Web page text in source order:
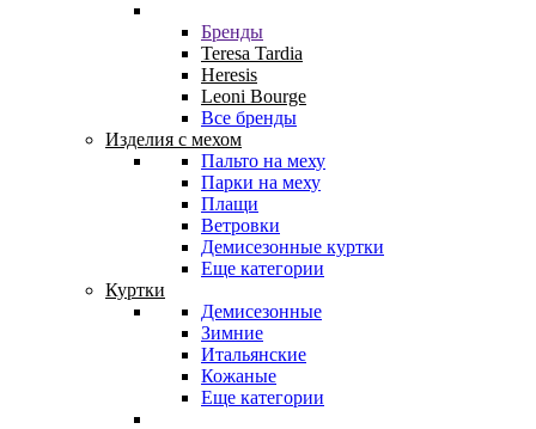
Бренды
Teresa Tardia
Heresis
Leoni Bourge
Все бренды
Изделия с мехом
Пальто на меху
Парки на меху
Плащи
Ветровки
Демисезонные куртки
Еще категории
Куртки
Демисезонные
Зимние
Итальянские
Кожаные
Еще категории